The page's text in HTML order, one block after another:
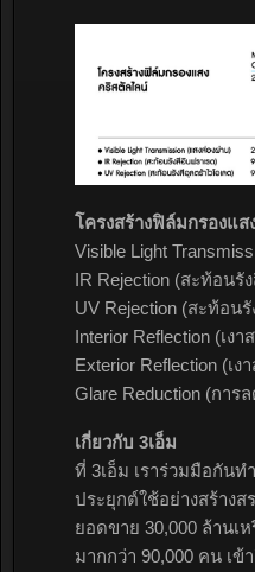
โครงสร้างฟิล์มกรองแ
Visible Light
IR Rejection (สะท้อนรั
UV Rejection (สะท้อน
Interior Reflection (เง
Exterior Reflection (เ
Glare Reduction (การ
เกี่ยวกับ 3เอ็ม
ที่ 3เอ็ม เราร่วมมือกัน
ประยุกต์ใช้อย่างสร้าง
ยอดขาย 30,000 ล้านเ
มากกว่า 90,000 คน เ